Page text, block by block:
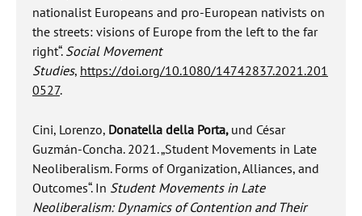
nationalist Europeans and pro-European nativists on
the streets: visions of Europe from the left to the far
right“.Social Movement
Studies, https://doi.org/10.1080/14742837.2021.201
0527.
Cini, Lorenzo, Donatella della Porta,und César
Guzmán-Concha. 2021. „Student Movements in Late
Neoliberalism. Forms of Organization, Alliances, and
Outcomes“. In Student Movements in Late
Neoliberalism: Dynamics of Contention and Their